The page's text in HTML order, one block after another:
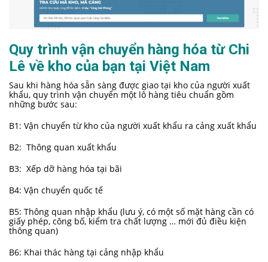
Quy trình vận chuyển hàng hóa từ Chi
Lê về kho của bạn tại Việt Nam
Sau khi hàng hóa sẵn sàng được giao tại kho của người xuất
khẩu, quy trình vận chuyển một lô hàng tiêu chuẩn gồm
những bước sau:
B1: Vận chuyển từ kho của người xuất khẩu ra cảng xuất khẩu
B2: Thông quan xuất khẩu
B3: Xếp dỡ hàng hóa tại bãi
B4: Vận chuyển quốc tế
B5: Thông quan nhập khẩu (lưu ý, có một số mặt hàng cần có
giấy phép, công bố, kiểm tra chất lượng … mới đủ điều kiện
thông quan)
B6: Khai thác hàng tại cảng nhập khẩu